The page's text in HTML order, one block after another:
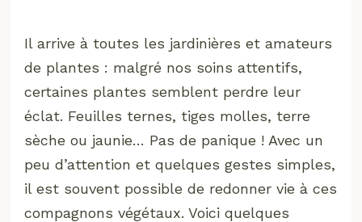
Il arrive à toutes les jardinières et amateurs
de plantes : malgré nos soins attentifs,
certaines plantes semblent perdre leur
éclat. Feuilles ternes, tiges molles, terre
sèche ou jaunie… Pas de panique ! Avec un
peu d’attention et quelques gestes simples,
il est souvent possible de redonner vie à ces
compagnons végétaux. Voici quelques